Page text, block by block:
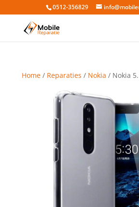
0512-356829
Home/ Reparaties / Nokia / Nokia